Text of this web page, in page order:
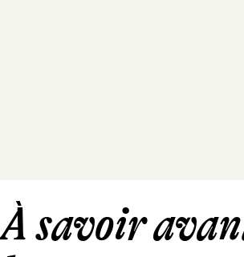
À savoir